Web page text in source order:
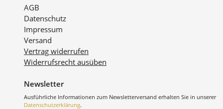
AGB
Datenschutz
Impressum
Versand
Vertrag widerrufen
Widerrufsrecht ausüben
Newsletter
Ausführliche Informationen zum Newsletterversand erhalten Sie in unserer
Datenschutzerklärung.